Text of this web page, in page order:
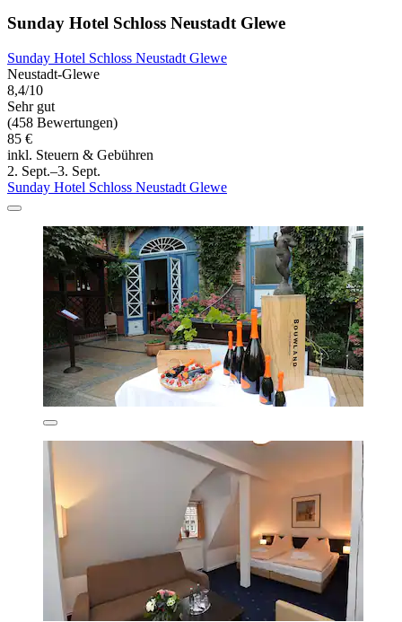
Sunday Hotel Schloss Neustadt Glewe
Sunday Hotel Schloss Neustadt Glewe
Neustadt-Glewe
8,4/10
Sehr gut
(458 Bewertungen)
85 €
inkl. Steuern & Gebühren
2. Sept.–3. Sept.
Sunday Hotel Schloss Neustadt Glewe